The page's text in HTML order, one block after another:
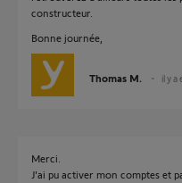
constructeur.
Bonne journée,
Thomas M. il y a
Merci.
J'ai pu activer mon comptes et